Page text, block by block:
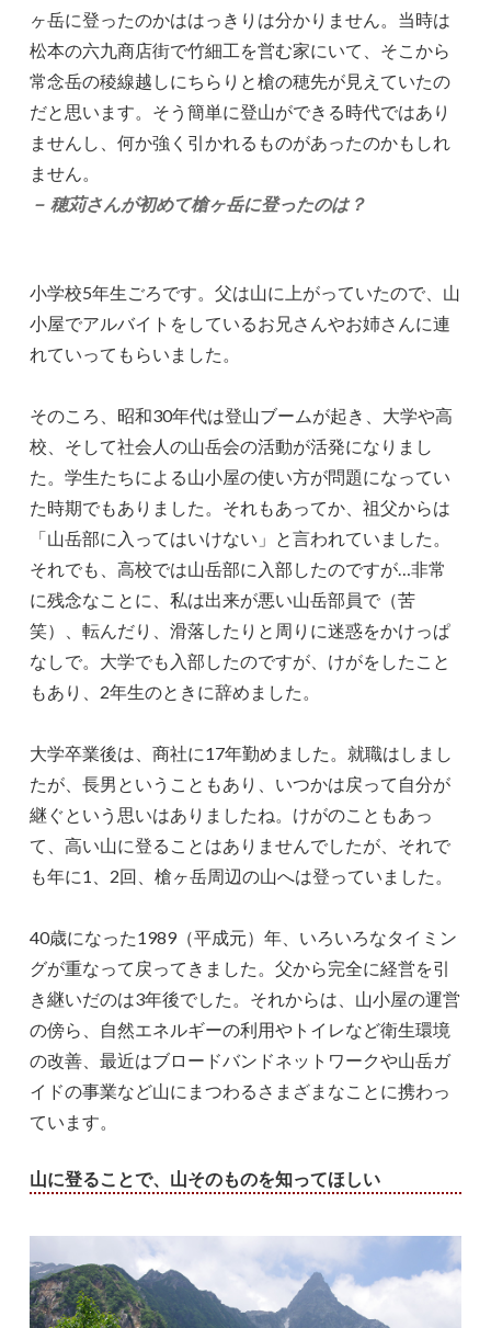
ヶ岳に登ったのかははっきりは分かりません。当時は
松本の六九商店街で竹細工を営む家にいて、そこから
常念岳の稜線越しにちらりと槍の穂先が見えていたの
だと思います。そう簡単に登山ができる時代ではあり
ませんし、何か強く引かれるものがあったのかもしれ
ません。
－ 穂苅さんが初めて槍ヶ岳に登ったのは？
小学校5年生ごろです。父は山に上がっていたので、山
小屋でアルバイトをしているお兄さんやお姉さんに連
れていってもらいました。
そのころ、昭和30年代は登山ブームが起き、大学や高
校、そして社会人の山岳会の活動が活発になりまし
た。学生たちによる山小屋の使い方が問題になってい
た時期でもありました。それもあってか、祖父からは
「山岳部に入ってはいけない」と言われていました。
それでも、高校では山岳部に入部したのですが…非常
に残念なことに、私は出来が悪い山岳部員で（苦
笑）、転んだり、滑落したりと周りに迷惑をかけっぱ
なしで。大学でも入部したのですが、けがをしたこと
もあり、2年生のときに辞めました。
大学卒業後は、商社に17年勤めました。就職はしまし
たが、長男ということもあり、いつかは戻って自分が
継ぐという思いはありましたね。けがのこともあっ
て、高い山に登ることはありませんでしたが、それで
も年に1、2回、槍ヶ岳周辺の山へは登っていました。
40歳になった1989（平成元）年、いろいろなタイミン
グが重なって戻ってきました。父から完全に経営を引
き継いだのは3年後でした。それからは、山小屋の運営
の傍ら、自然エネルギーの利用やトイレなど衛生環境
の改善、最近はブロードバンドネットワークや山岳ガ
イドの事業など山にまつわるさまざまなことに携わっ
ています。
山に登ることで、山そのものを知ってほしい